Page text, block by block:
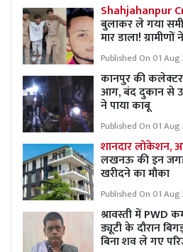
Shahjahanpur
बुलाकर ले गया
मार डाला!
Published On 01 Aug
कानपुर की
आग, बंद दुकान से
ने पाया काबू
Published On 01
शानदार लोकेशन,
लखनऊ की इन
खरीदने का मौका
Published On 01 Aug
श्रावस्ती में PWD
ड्यूटी के दौरान
बिना शव ले गए